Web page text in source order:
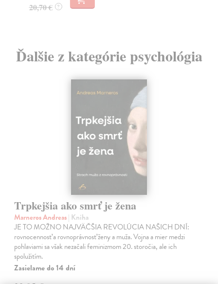
20,70 € ?
Ďalšie z kategórie psychológia
Trpkejšia ako smrť je žena
Marneros Andreas| Kniha
JE TO MOŽNO NAJVÄČŠIA REVOLÚCIA NAŠICH DNÍ:
rovnocennosť a rovnoprávnosť ženy a muža. Vojna a mier medzi
pohlaviami sa však nezačali feminizmom 20. storočia, ale ich
spolužitím.
Zasielame do 14 dní